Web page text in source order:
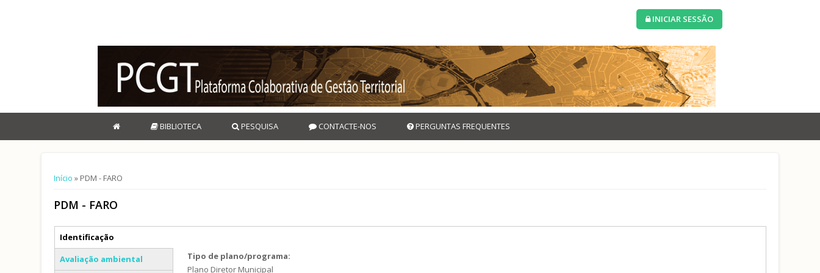
INICIAR SESSÃO
BIBLIOTECA PESQUISA CONTACTE-NOS PERGUNTAS FREQUENTES
Está aqui
Início » PDM - FARO
PDM - FARO
Separadores verticais
Identificação
(separador ativo)
Avaliação ambiental
Tipo de plano/programa:
Plano Diretor Municipal